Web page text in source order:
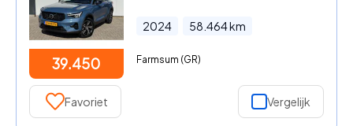
39.450
2024 58.464km
Farmsum (GR)
Favoriet Vergelijk